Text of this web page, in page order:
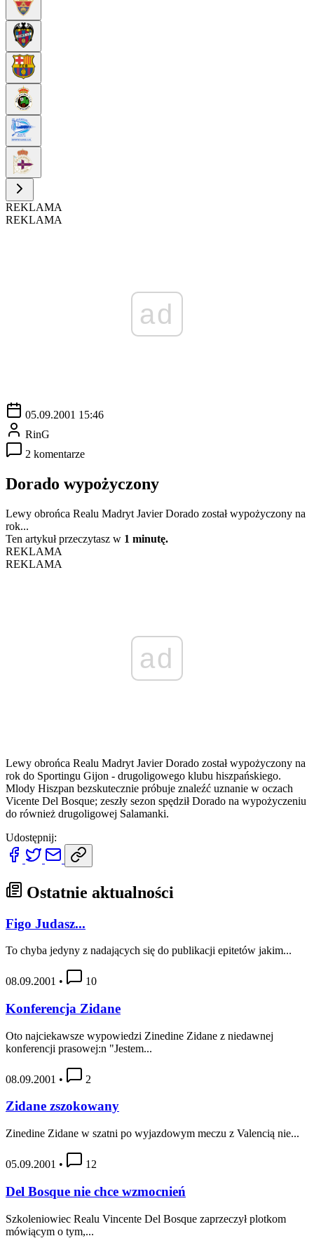
REKLAMA
REKLAMA
ad
05.09.2001 15:46
RinG
2 komentarze
Dorado wypożyczony
Lewy obrońca Realu Madryt Javier Dorado został wypożyczony na
rok...
Ten artykuł przeczytasz w 1 minutę.
REKLAMA
REKLAMA
ad
Lewy obrońca Realu Madryt Javier Dorado został wypożyczony na
rok do Sportingu Gijon - drugoligowego klubu hiszpańskiego.
Mlody Hiszpan bezskutecznie próbuje znaleźć uznanie w oczach
Vicente Del Bosque; zeszły sezon spędził Dorado na wypożyczeniu
do również drugoligowej Salamanki.
Udostępnij:
Ostatnie aktualności
Figo Judasz...
To chyba jedyny z nadających się do publikacji epitetów jakim...
08.09.2001 • 10
Konferencja Zidane
Oto najciekawsze wypowiedzi Zinedine Zidane z niedawnej
konferencji prasowej:n "Jestem...
08.09.2001 • 2
Zidane zszokowany
Zinedine Zidane w szatni po wyjazdowym meczu z Valencią nie...
05.09.2001 • 12
Del Bosque nie chce wzmocnień
Szkoleniowiec Realu Vincente Del Bosque zaprzeczył plotkom
mówiącym o tym,...